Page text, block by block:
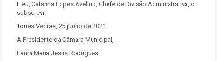
E eu, Catarina Lopes Avelino, Chefe de Divisão Administrativa, o
subscrevi.
Torres Vedras, 25 junho de 2021
A Presidente da Câmara Municipal,
Laura Maria Jesus Rodrigues